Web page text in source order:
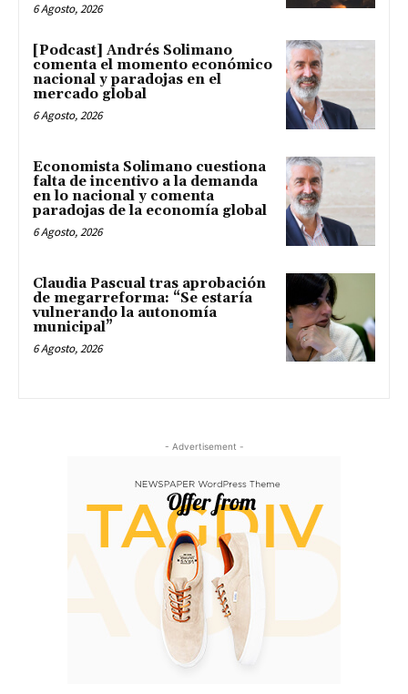
6 Agosto, 2026
[Podcast] Andrés Solimano
comenta el momento económico
nacional y paradojas en el
mercado global
6 Agosto, 2026
Economista Solimano cuestiona
falta de incentivo a la demanda
en lo nacional y comenta
paradojas de la economía global
6 Agosto, 2026
Claudia Pascual tras aprobación
de megarreforma: “Se estaría
vulnerando la autonomía
municipal”
6 Agosto, 2026
- Advertisement -